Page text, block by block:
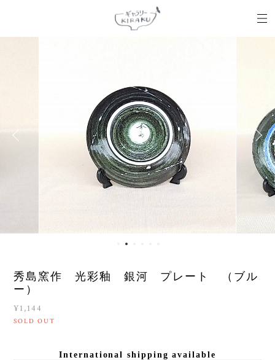
秀島窯作 光彩釉 銀河 プレート （ブル
ー）
¥1,144
SOLD OUT
International shipping available